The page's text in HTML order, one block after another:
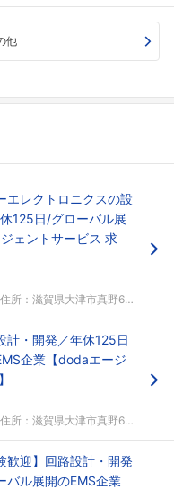
他
エレクトロニクスの設
125日/グローバル展
ェントサービス 求
：滋賀県大津市真野6-2-6...
計・開発／年休125日
企業【dodaエージ
：滋賀県大津市真野6-2-6...
歓迎】回路設計・開発
バル展開のEMS企業